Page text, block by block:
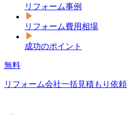
リフォーム事例
リフォーム費用相場
成功のポイント
無料
リフォーム会社一括見積もり依頼